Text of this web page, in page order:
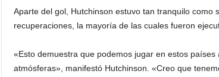
Aparte del gol, Hutchinson estuvo tan tranquilo como
recuperaciones, la mayoría de las cuales fueron
«Esto demuestra que podemos jugar en estos
atmósferas», manifestó Hutchinson. «Creo que